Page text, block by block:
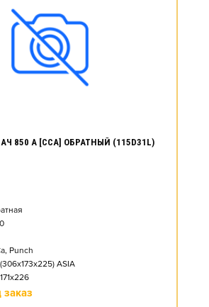
АЧ 850 А [CCA] ОБРАТНЫЙ (115D31L)
Punch
(306x173x225) ASIA